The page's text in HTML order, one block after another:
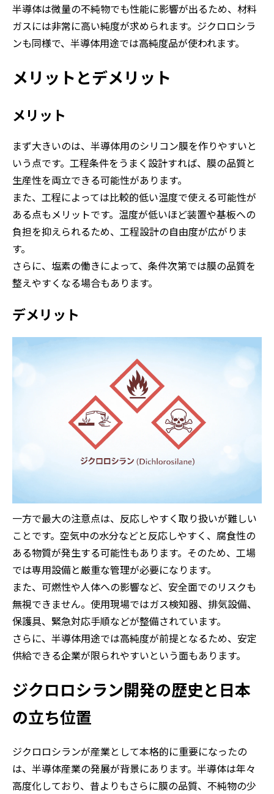
半導体は微量の不純物でも性能に影響が出るため、材料
ガスには非常に高い純度が求められます。ジクロロシラ
ンも同様で、半導体用途では高純度品が使われます。
メリットとデメリット
メリット
まず大きいのは、半導体用のシリコン膜を作りやすいと
いう点です。工程条件をうまく設計すれば、膜の品質と
生産性を両立できる可能性があります。
また、工程によっては比較的低い温度で使える可能性が
ある点もメリットです。温度が低いほど装置や基板への
負担を抑えられるため、工程設計の自由度が広がりま
す。
さらに、塩素の働きによって、条件次第では膜の品質を
整えやすくなる場合もあります。
デメリット
一方で最大の注意点は、反応しやすく取り扱いが難しい
ことです。空気中の水分などと反応しやすく、腐食性の
ある物質が発生する可能性もあります。そのため、工場
では専用設備と厳重な管理が必要になります。
また、可燃性や人体への影響など、安全面でのリスクも
無視できません。使用現場ではガス検知器、排気設備、
保護具、緊急対応手順などが整備されています。
さらに、半導体用途では高純度が前提となるため、安定
供給できる企業が限られやすいという面もあります。
ジクロロシラン開発の歴史と日本
の立ち位置
ジクロロシランが産業として本格的に重要になったの
は、半導体産業の発展が背景にあります。半導体は年々
高度化しており、昔よりもさらに膜の品質、不純物の少